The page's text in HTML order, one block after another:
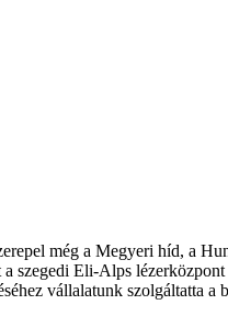
még a Megyeri híd, a
a szegedi Eli-Alps
vállalatunk szolgáltatta a